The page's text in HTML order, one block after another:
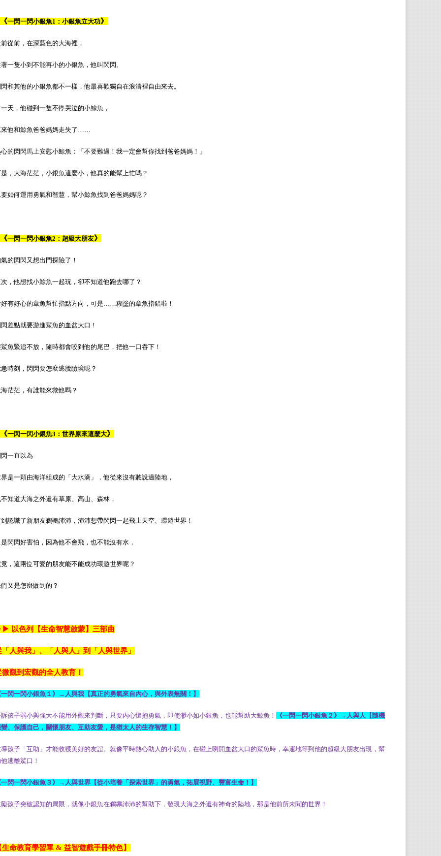
《一閃一閃小銀魚1：小銀魚立大功》
從前，在深藍色的大海裡，
一隻小到不能再小的小銀魚，他叫閃閃。
和其他的小銀魚都不一樣，他最喜歡獨自在浪濤裡自由來去。
天，他碰到一隻不停哭泣的小鯨魚，
來他和鯨魚爸爸媽媽走失了……
的閃閃馬上安慰小鯨魚：「不要難過！我一定會幫你找到爸爸媽媽！」
，大海茫茫，小銀魚這麼小，他真的能幫上忙嗎？
如何運用勇氣和智慧，幫小鯨魚找到爸爸媽媽呢？
《一閃一閃小銀魚2：超級大朋友》
的閃閃又想出門探險了！
，他想找小鯨魚一起玩，卻不知道他跑去哪了？
有好心的章魚幫忙指點方向，可是……糊塗的章魚指錯啦！
差點就要游進鯊魚的血盆大口！
魚緊追不放，隨時都會咬到他的尾巴，把他一口吞下！
時刻，閃閃要怎麼逃脫險境呢？
茫茫，有誰能來救他嗎？
《一閃一閃小銀魚3：世界原來這麼大》
一直以為
是一顆由海洋組成的「大水滴」，他從來沒有聽說過陸地，
知道大海之外還有草原、高山、森林，
認識了新朋友鵜鶘沛沛，沛沛想帶閃閃一起飛上天空、環遊世界！
閃閃好害怕，因為他不會飛，也不能沒有水，
，這兩位可愛的朋友能不能成功環遊世界呢？
又是怎麼做到的？
以色列【生命智慧啟蒙】三部曲
「人與我」、「人與人」到「人與世界」
微觀到宏觀的全人教育！
閃一閃小銀魚１》 → 人與我【真正的勇氣來自內心，與外表無關！】
孩子弱小與強大不能用外觀來判斷，只要內心懷抱勇氣，即使渺小如小銀魚，也能幫助大鯨魚！ 《一閃一閃小銀魚２》 → 人與人【隨機
、保護自己，關懷朋友、互助友愛，是猶太人的生存智慧！】
孩子「互助」才能收獲美好的友誼。就像平時熱心助人的小銀魚，在碰上咧開血盆大口的鯊魚時，幸運地等到他的超級大朋友出現，幫
逃離鯊口！
閃一閃小銀魚３》 → 人與世界【從小培養「探索世界」的勇氣，拓展視野、豐富生命！】
孩子突破認知的局限，就像小銀魚在鵜鶘沛沛的幫助下，發現大海之外還有神奇的陸地，那是他前所未聞的世界！
生命教育學習單 & 益智遊戲手冊特色】